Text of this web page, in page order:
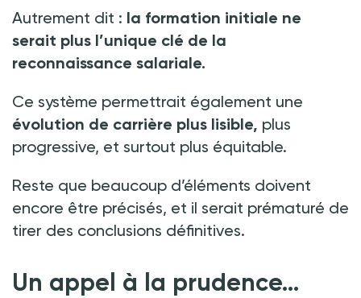
Autrement dit : la formation initiale ne
serait plus l’unique clé de la
reconnaissance salariale.
Ce système permettrait également une
évolution de carrière plus lisible, plus
progressive, et surtout plus équitable.
Reste que beaucoup d’éléments doivent
encore être précisés, et il serait prématuré de
tirer des conclusions définitives.
Un appel à la prudence…